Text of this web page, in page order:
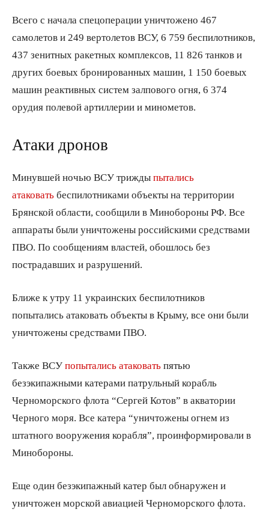
Всего с начала спецоперации уничтожено 467
самолетов и 249 вертолетов ВСУ, 6 759 беспилотников,
437 зенитных ракетных комплексов, 11 826 танков и
других боевых бронированных машин, 1 150 боевых
машин реактивных систем залпового огня, 6 374
орудия полевой артиллерии и минометов.
Атаки дронов
Минувшей ночью ВСУ трижды пытались
атаковать беспилотниками объекты на территории
Брянской области, сообщили в Минобороны РФ. Все
аппараты были уничтожены российскими средствами
ПВО. По сообщениям властей, обошлось без
пострадавших и разрушений.
Ближе к утру 11 украинских беспилотников
попытались атаковать объекты в Крыму, все они были
уничтожены средствами ПВО.
Также ВСУ попытались атаковать пятью
безэкипажными катерами патрульный корабль
Черноморского флота “Сергей Котов” в акватории
Черного моря. Все катера “уничтожены огнем из
штатного вооружения корабля”, проинформировали в
Минобороны.
Еще один безэкипажный катер был обнаружен и
уничтожен морской авиацией Черноморского флота.